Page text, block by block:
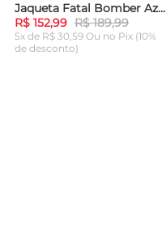
-19%Jaqueta Fatal Bomber Azul Marinho
R$ 152,99 R$ 189,99
5x de R$ 30,59 Ou no Pix (10%
de desconto)